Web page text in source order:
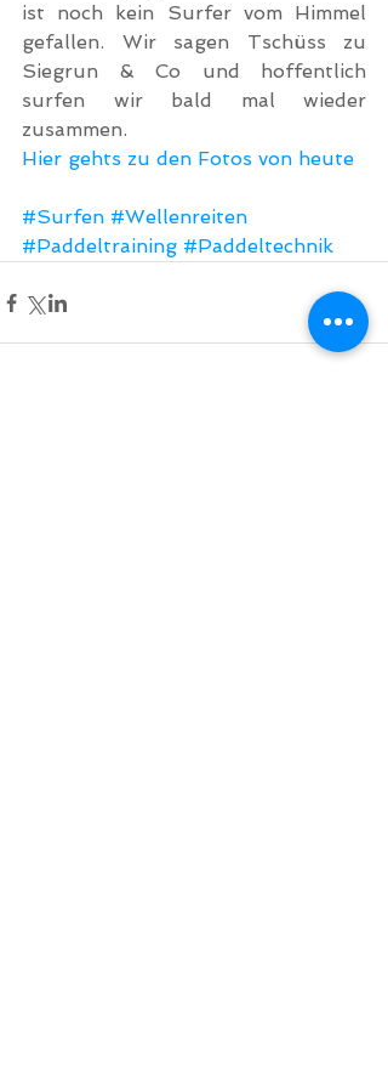
ist noch kein Surfer vom Himmel
gefallen. Wir sagen Tschüss zu
Siegrun & Co und hoffentlich
surfen wir bald mal wieder
zusammen.
Hier gehts zu den Fotos von heute
#Surfen #Wellenreiten
#Paddeltraining #Paddeltechnik